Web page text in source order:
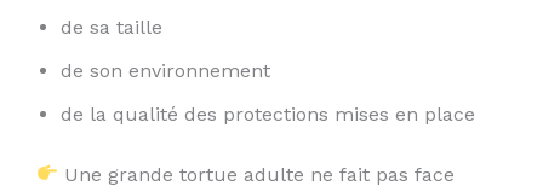
de sa taille
de son environnement
de la qualité des protections mises en place
Une grande tortue adulte ne fait pas face